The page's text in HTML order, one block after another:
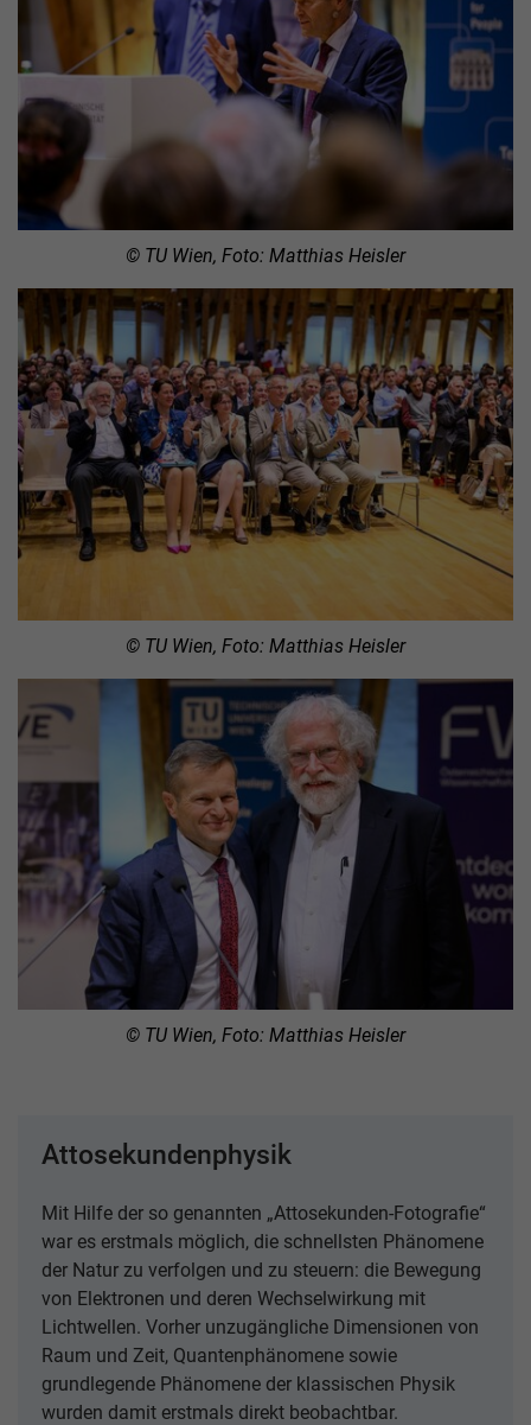
© TU Wien, Foto: Matthias Heisler
© TU Wien, Foto: Matthias Heisler
© TU Wien, Foto: Matthias Heisler
Attosekundenphysik
Mit Hilfe der so genannten „Attosekunden-Fotografie“
war es erstmals möglich, die schnellsten Phänomene
der Natur zu verfolgen und zu steuern: die Bewegung
von Elektronen und deren Wechselwirkung mit
Lichtwellen. Vorher unzugängliche Dimensionen von
Raum und Zeit, Quantenphänomene sowie
grundlegende Phänomene der klassischen Physik
wurden damit erstmals direkt beobachtbar.